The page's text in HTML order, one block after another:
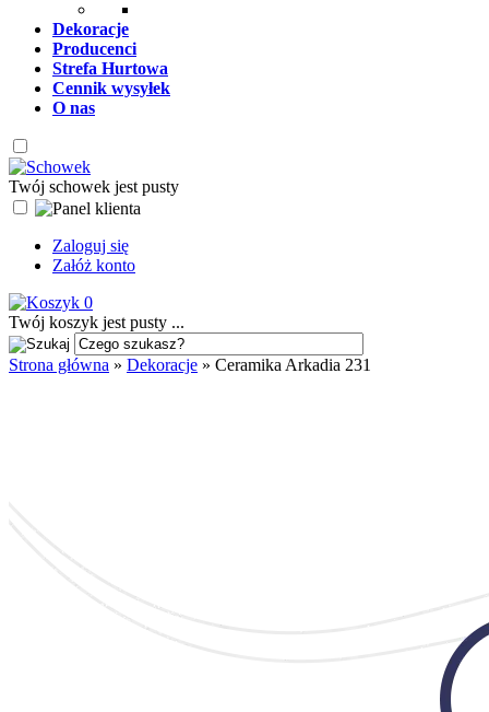
Dekoracje
Producenci
Strefa Hurtowa
Cennik wysyłek
O nas
Twój schowek jest pusty
Zaloguj się
Załóż konto
0
Twój koszyk jest pusty ...
Strona główna » Dekoracje » Ceramika Arkadia 231